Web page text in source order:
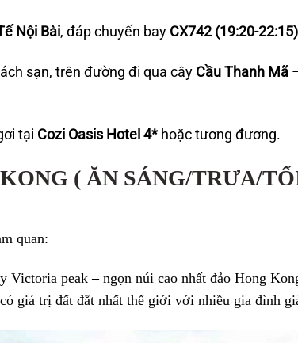
Nội Bài, đáp chuyến bay CX742 (19:20-22:15)
sạn, trên đường đi qua cây Cầu Thanh Mã
tại Cozi Oasis Hotel 4* hoặc tương đương.
( ĂN SÁNG/TRƯA/
quan:
Victoria peak– ngọn núi cao nhất đảo Hong
giá trị đất đắt nhất thế giới với nhiều gia đình